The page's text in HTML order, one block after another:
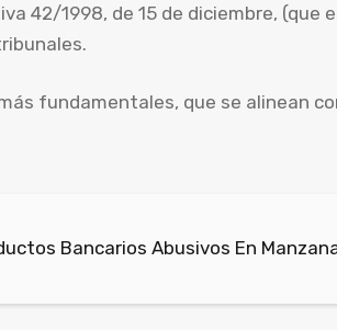
42/1998, de 15 de diciembre, (que
fundamentales, que se alinean
Bancarios Abusivos En